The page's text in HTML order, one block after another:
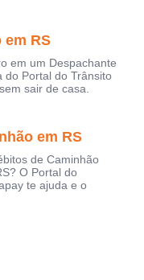
em RS
em um Despachante
do Portal do Trânsito
sair de casa.
em RS
de Caminhão
O Portal do
te ajuda e o